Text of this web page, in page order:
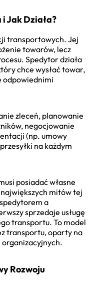
Jak Działa?
transportowych. Jej
towarów, lecz
Spedytor działa
chce wysłać towar,
odpowiednimi
zleceń, planowanie
negocjowanie
(np. umowy
na każdym
posiadać własne
mitów tej
a
sprzedaje usługę
transportu. To model
transportu, oparty na
organizacyjnych.
Rozwoju